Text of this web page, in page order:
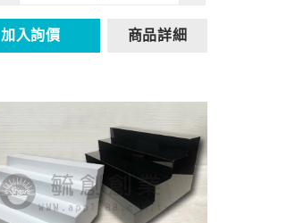
加入詢價 商品詳細